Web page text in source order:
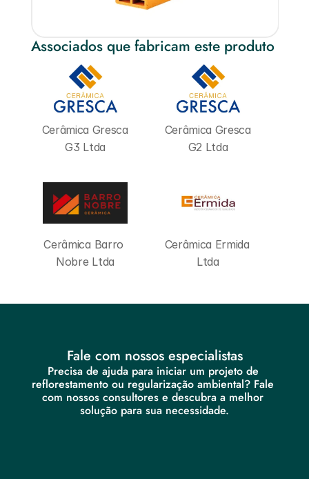
Associados que fabricam este produto
Cerâmica Gresca
G3 Ltda
Cerâmica Gresca
G2 Ltda
Cerâmica Barro
Nobre Ltda
Cerâmica Ermida
Ltda
Fale com nossos especialistas
Precisa de ajuda para iniciar um projeto de
reflorestamento ou regularização ambiental? Fale
com nossos consultores e descubra a melhor
solução para sua necessidade.